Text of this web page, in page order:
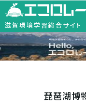
滋賀環境学習総合サイト
琵琶湖博